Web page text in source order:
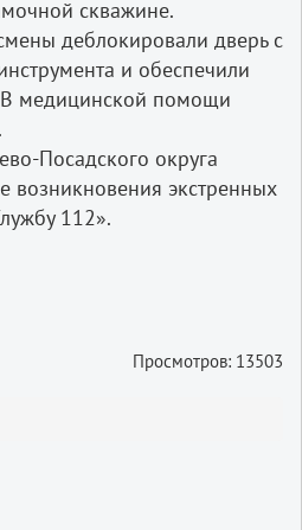
скважине.
деблокировали дверь с
и обеспечили
В медицинской помощи
Посадского округа
возникновения экстренных
112».
Просмотров: 13503